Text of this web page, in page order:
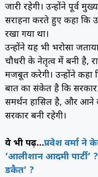
जारी रहेगी। उन्होंने पूर्व
सराहना करते हुए कहा कि
रखा गया था।
उन्होंने यह भी भरोसा
चौधरी के नेतृत्व में बनी है,
मजबूत करेगी। उन्होंने कहा
बात का संकेत है कि
समर्थन हासिल है, और आने
सरकार बनी रहेगी।
ये भी पढ़ें…प्रवेश वर्मा ने
‘आलीशान आदमी पार्टी’
डकैत’ ?